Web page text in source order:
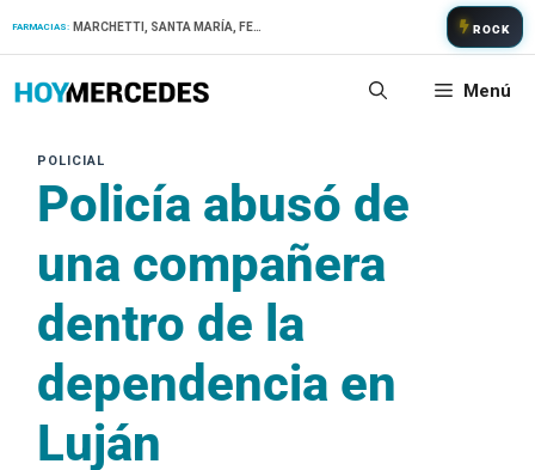
FARMACIAS: ROCK
Menú
Policía abusó de
una compañera
dentro de la
dependencia en
Luján